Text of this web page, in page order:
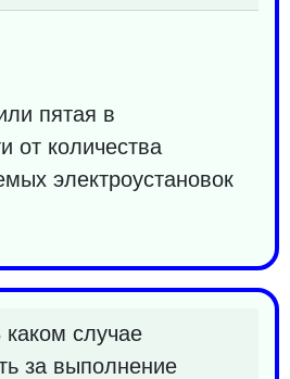
пятая в
от количества
электроустановок
каком случае
за выполнение